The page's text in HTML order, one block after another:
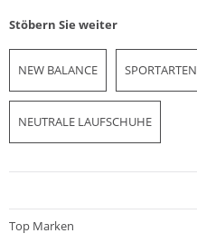
Stöbern Sie weiter
NEW BALANCE SPORTARTEN
NEUTRALE LAUFSCHUHE
Top Marken